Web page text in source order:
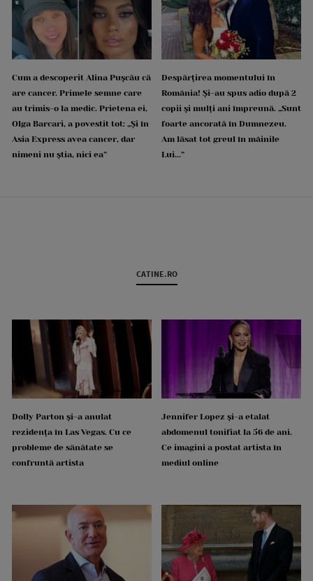
Cum a descoperit Alina Pușcău că
are cancer. Primele semne care
au trimis-o la medic. Prietena ei,
Olga Barcari, a povestit tot: „Și în
Asia Express avea cancer, dar
nimeni nu știa, nici ea”
Despărțirea momentului în
România! Și-au spus adio după 2
copii și mulți ani împreună. „Sunt
foarte ancorată în Dumnezeu.
Am lăsat tot greul în mâinile
Lui...”
CATINE.RO
Dolly Parton și-a anulat
rezidența în Las Vegas. Cu ce
probleme de sănătate se
confruntă artista
Jennifer Lopez și-a etalat
abdomenul tonifiat la 56 de ani.
Ce imagini a postat artista în
mediul online